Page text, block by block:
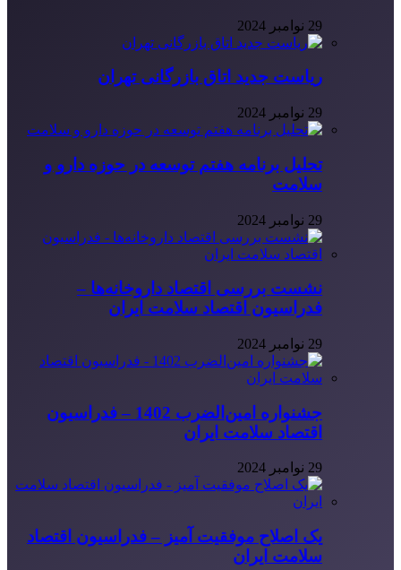
29 نوامبر 2024
ریاست جدید اتاق بازرگانی تهران
29 نوامبر 2024
تحلیل برنامه هفتم توسعه در حوزه دارو و
سلامت
29 نوامبر 2024
نشست بررسی اقتصاد داروخانه‌ها –
فدراسیون اقتصاد سلامت ایران
29 نوامبر 2024
جشنواره امین‌الضرب 1402 – فدراسیون
اقتصاد سلامت ایران
29 نوامبر 2024
یک اصلاح موفقیت آمیز – فدراسیون اقتصاد
سلامت ایران